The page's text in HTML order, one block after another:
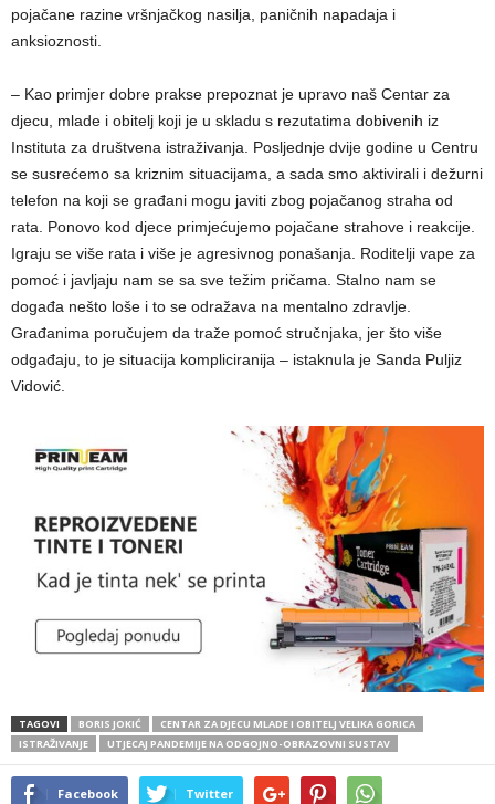
pojačane razine vršnjačkog nasilja, paničnih napadaja i
anksioznosti.
– Kao primjer dobre prakse prepoznat je upravo naš Centar za
djecu, mlade i obitelj koji je u skladu s rezutatima dobivenih iz
Instituta za društvena istraživanja. Posljednje dvije godine u Centru
se susrećemo sa kriznim situacijama, a sada smo aktivirali i dežurni
telefon na koji se građani mogu javiti zbog pojačanog straha od
rata. Ponovo kod djece primjećujemo pojačane strahove i reakcije.
Igraju se više rata i više je agresivnog ponašanja. Roditelji vape za
pomoć i javljaju nam se sa sve težim pričama. Stalno nam se
događa nešto loše i to se odražava na mentalno zdravlje.
Građanima poručujem da traže pomoć stručnjaka, jer što više
odgađaju, to je situacija kompliciranija – istaknula je Sanda Puljiz
Vidović.
TAGOVI BORIS JOKIĆ
CENTAR ZA DJECU MLADE I OBITELJ VELIKA GORICA
ISTRAŽIVANJE
UTJECAJ PANDEMIJE NA ODGOJNO-OBRAZOVNI SUSTAV
Facebook Twitter